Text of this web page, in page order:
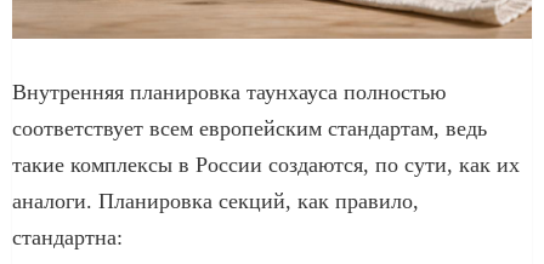
Внутренняя планировка таунхауса полностью
соответствует всем европейским стандартам, ведь
такие комплексы в России создаются, по сути, как их
аналоги. Планировка секций, как правило,
стандартна: